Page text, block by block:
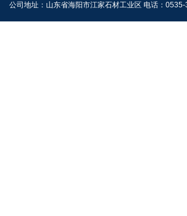
公司地址：山东省海阳市江家石材工业区 电话：